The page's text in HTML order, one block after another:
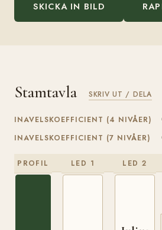
SKICKA IN BILD
Stamtavla SKRIV UT / DELA
INAVELSKOEFFICIENT (4 NIVÅER)
INAVELSKOEFFICIENT (7 NIVÅER)
PROFIL LED 1 LED 2